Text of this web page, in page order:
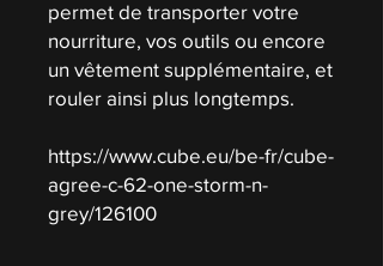
permet de transporter votre
nourriture, vos outils ou encore
un vêtement supplémentaire, et
rouler ainsi plus longtemps.
https://www.cube.eu/be-fr/cube-
agree-c-62-one-storm-n-
grey/126100